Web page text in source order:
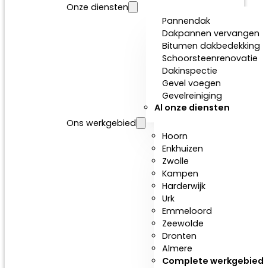
Onze diensten
Pannendak
Dakpannen vervangen
Bitumen dakbedekking
Schoorsteenrenovatie
Dakinspectie
Gevel voegen
Gevelreiniging
Al onze diensten
Ons werkgebied
Hoorn
Enkhuizen
Zwolle
Kampen
Harderwijk
Urk
Emmeloord
Zeewolde
Dronten
Almere
Complete werkgebied